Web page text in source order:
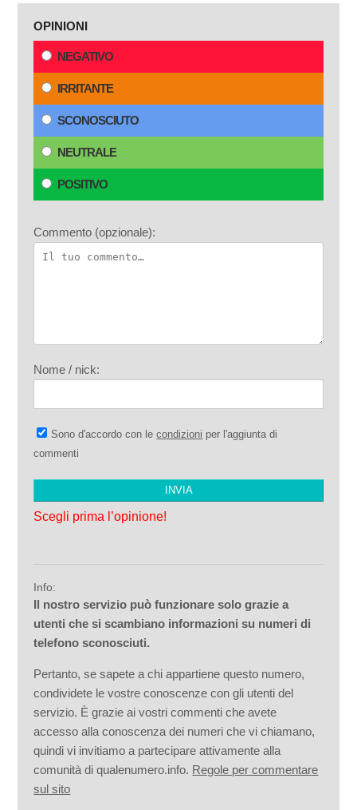
OPINIONI
NEGATIVO
IRRITANTE
SCONOSCIUTO
NEUTRALE
POSITIVO
Commento (opzionale):
Nome / nick:
Sono d'accordo con lecondizioni per l'aggiunta di
commenti
Scegli prima l’opinione!
Info:
Il nostro servizio può funzionare solo grazie a
utenti che si scambiano informazioni su numeri di
telefono sconosciuti.
Pertanto, se sapete a chi appartiene questo numero,
condividete le vostre conoscenze con gli utenti del
servizio. È grazie ai vostri commenti che avete
accesso alla conoscenza dei numeri che vi chiamano,
quindi vi invitiamo a partecipare attivamente alla
comunità di qualenumero.info. Regole per commentare
sul sito